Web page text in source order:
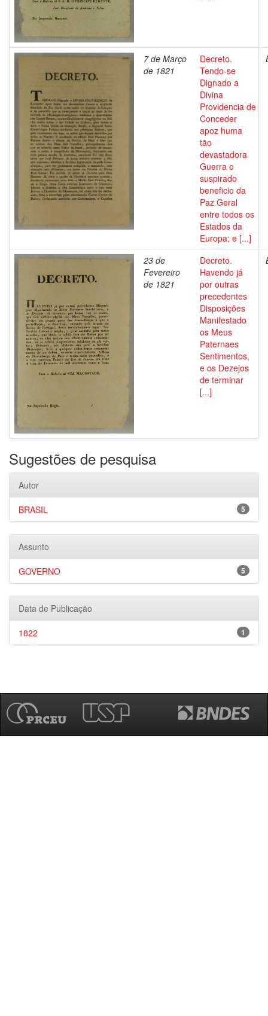
7 de Março
de 1821
Decreto.
Tendo-se
Dignado a
Divina
Providencia de
Conceder
apoz huma
tão
devastadora
Guerra o
suspirado
beneficio da
Paz Geral
entre todos os
Estados da
Europa; e [...]
23 de
Fevereiro
de 1821
Decreto.
Havendo já
por outras
precedentes
Disposições
Manifestado
os Meus
Paternaes
Sentimentos,
e os Dezejos
de terminar
[...]
Sugestões de pesquisa
Autor
5
BRASIL
Assunto
5
GOVERNO
Data de Publicação
1
1822